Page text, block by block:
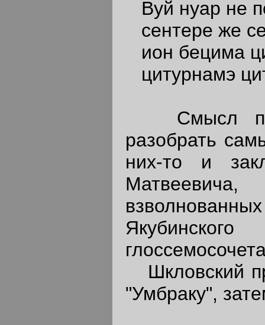
Вуй нуар не
сентере же
ион бецима
цитурнамэ
Смысл
разобрать
них-то и
Шкловский
"Умбраку",